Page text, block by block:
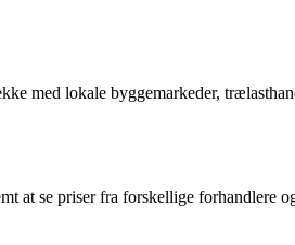
med lokale byggemarkeder,
at se priser fra forskellige forhandlere